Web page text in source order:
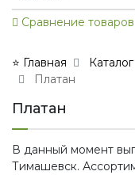
Сравнение
⭐ Главная Каталог
Платан
Платан
В данный момент
Тимашевск.